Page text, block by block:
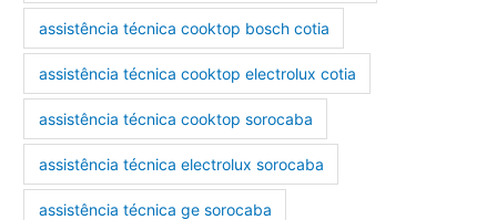
assistência técnica cooktop bosch cotia
assistência técnica cooktop electrolux cotia
assistência técnica cooktop sorocaba
assistência técnica electrolux sorocaba
assistência técnica ge sorocaba